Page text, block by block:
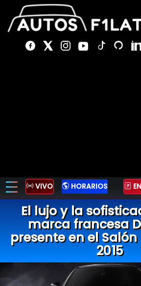
VIVO HORARIOS
El lujo y la
marca francesa
presente en el
2015